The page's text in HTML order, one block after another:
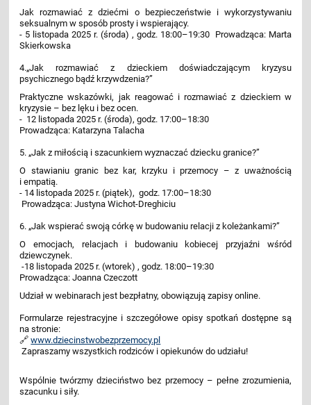
Jak rozmawiać z dziećmi o bezpieczeństwie i wykorzystywaniu
seksualnym w sposób prosty i wspierający.
- 5 listopada 2025 r. (środa) , godz. 18:00–19:30 Prowadząca: Marta
Skierkowska
4.„Jak rozmawiać z dzieckiem doświadczającym kryzysu
psychicznego bądź krzywdzenia?”
Praktyczne wskazówki, jak reagować i rozmawiać z dzieckiem w
kryzysie – bez lęku i bez ocen.
- 12 listopada 2025 r. (środa), godz. 17:00–18:30
Prowadząca: Katarzyna Talacha
5. „Jak z miłością i szacunkiem wyznaczać dziecku granice?”
O stawianiu granic bez kar, krzyku i przemocy – z uważnością
i empatią.
- 14 listopada 2025 r. (piątek), godz. 17:00–18:30
Prowadząca: Justyna Wichot-Dreghiciu
6. „Jak wspierać swoją córkę w budowaniu relacji z koleżankami?”
O emocjach, relacjach i budowaniu kobiecej przyjaźni wśród
dziewczynek.
-18 listopada 2025 r. (wtorek) , godz. 18:00–19:30
Prowadząca: Joanna Czeczott
Udział w webinarach jest bezpłatny, obowiązują zapisy online.
Formularze rejestracyjne i szczegółowe opisy spotkań dostępne są
na stronie:
🔗www.dziecinstwobezprzemocy.pl
Zapraszamy wszystkich rodziców i opiekunów do udziału!
Wspólnie twórzmy dzieciństwo bez przemocy – pełne zrozumienia,
szacunku i siły.